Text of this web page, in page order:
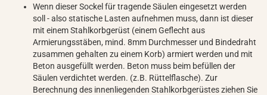
Wenn dieser Sockel für tragende Säulen eingesetzt werden
soll - also statische Lasten aufnehmen muss, dann ist dieser
mit einem Stahlkorbgerüst (einem Geflecht aus
Armierungsstäben, mind. 8mm Durchmesser und Bindedraht
zusammen gehalten zu einem Korb) armiert werden und mit
Beton ausgefüllt werden. Beton muss beim befüllen der
Säulen verdichtet werden. (z.B. Rüttelflasche). Zur
Berechnung des innenliegenden Stahlkorbgerüstes ziehen Sie